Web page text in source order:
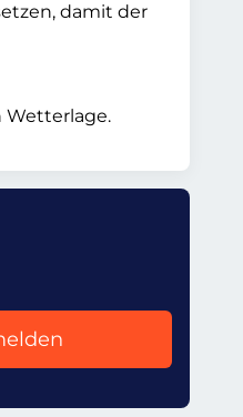
damit der
Wetterlage.